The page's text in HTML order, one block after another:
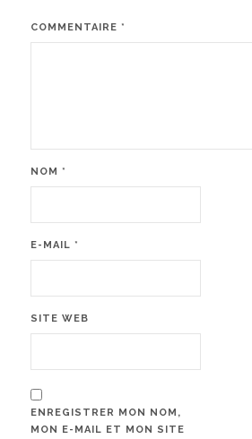
COMMENTAIRE *
NOM *
E-MAIL *
SITE WEB
ENREGISTRER MON NOM,
MON E-MAIL ET MON SITE